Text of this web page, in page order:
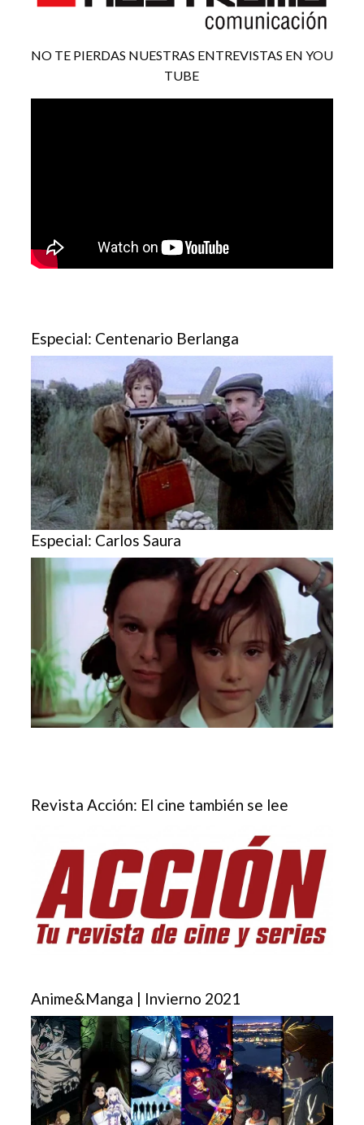
NO TE PIERDAS NUESTRAS ENTREVISTAS EN YOU
TUBE
Especial: Centenario Berlanga
Especial: Carlos Saura
Revista Acción: El cine también se lee
Anime&Manga | Invierno 2021